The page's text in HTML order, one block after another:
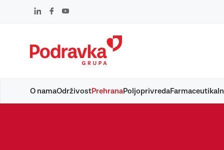
O namaOdrživostPrehranaPoljoprivredaFarmaceutika